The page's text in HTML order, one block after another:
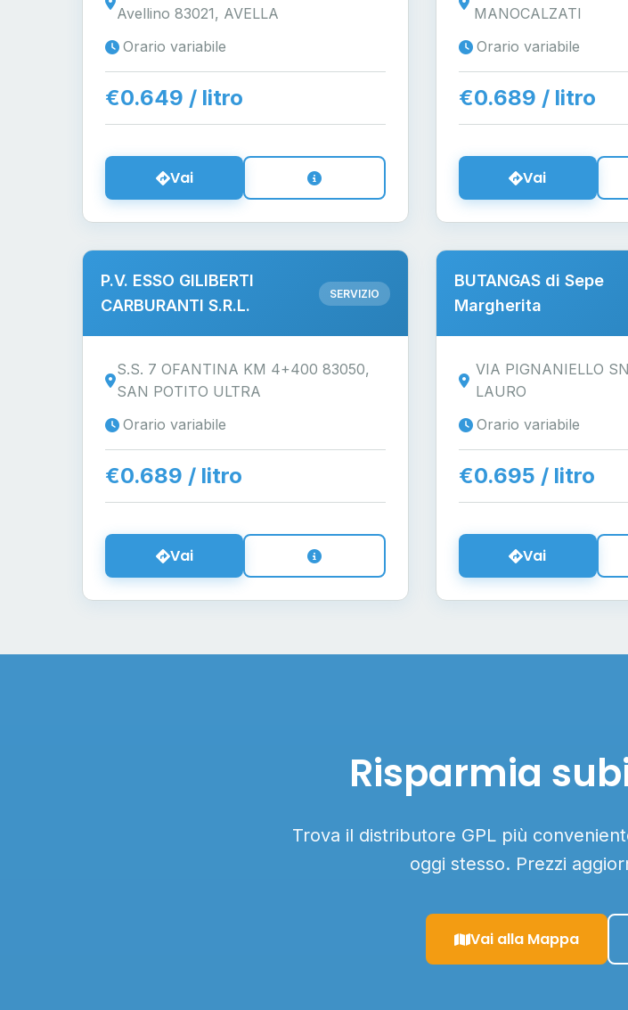
Avellino 83021, AVELLA
Orario variabile
€0.649 / litro
Vai
MANOCALZATI
Orario variabile
€0.689 / litro
Vai
P.V. ESSO GILIBERTI
CARBURANTI S.R.L.
SERVIZIO
S.S. 7 OFANTINA KM 4+400 83050,
SAN POTITO ULTRA
Orario variabile
€0.689 / litro
Vai
BUTANGAS di Sepe
Margherita
VIA PIGNANIELLO
LAURO
Orario variabile
€0.695 / litro
Vai
Risparmia
Trova il distributore GPL più
oggi stesso. Prezzi
Vai alla Mappa